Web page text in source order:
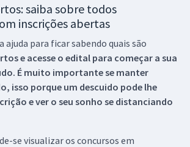
saiba sobre todos
inscrições abertas
ajuda para ficar sabendo quais são
e acesse o edital para começar a sua
É muito importante se manter
isso porque um descuido pode lhe
e ver o seu sonho se distanciando
se visualizar os concursos em